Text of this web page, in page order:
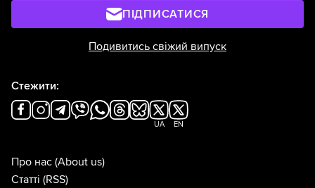
ПІДПИСАТИСЯ
Подивитись свіжий випуск
Стежити:
UA EN
Про нас (About us)
Статті (RSS)